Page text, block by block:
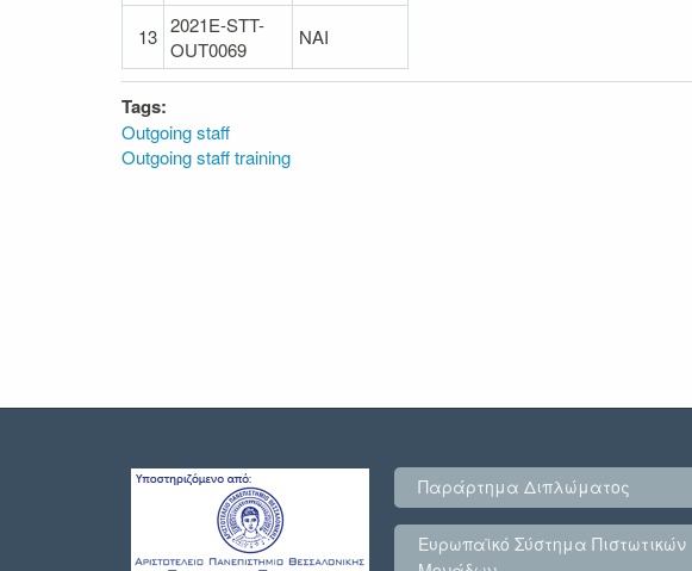
13 2021E-STT-
OUT0069
NAI
Tags:
Outgoing staff
Outgoing staff training
Παράρτημα Διπλώματος
Ευρωπαϊκό Σύστημα Πιστωτικών